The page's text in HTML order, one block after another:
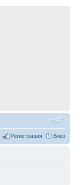
Регистрация Влез